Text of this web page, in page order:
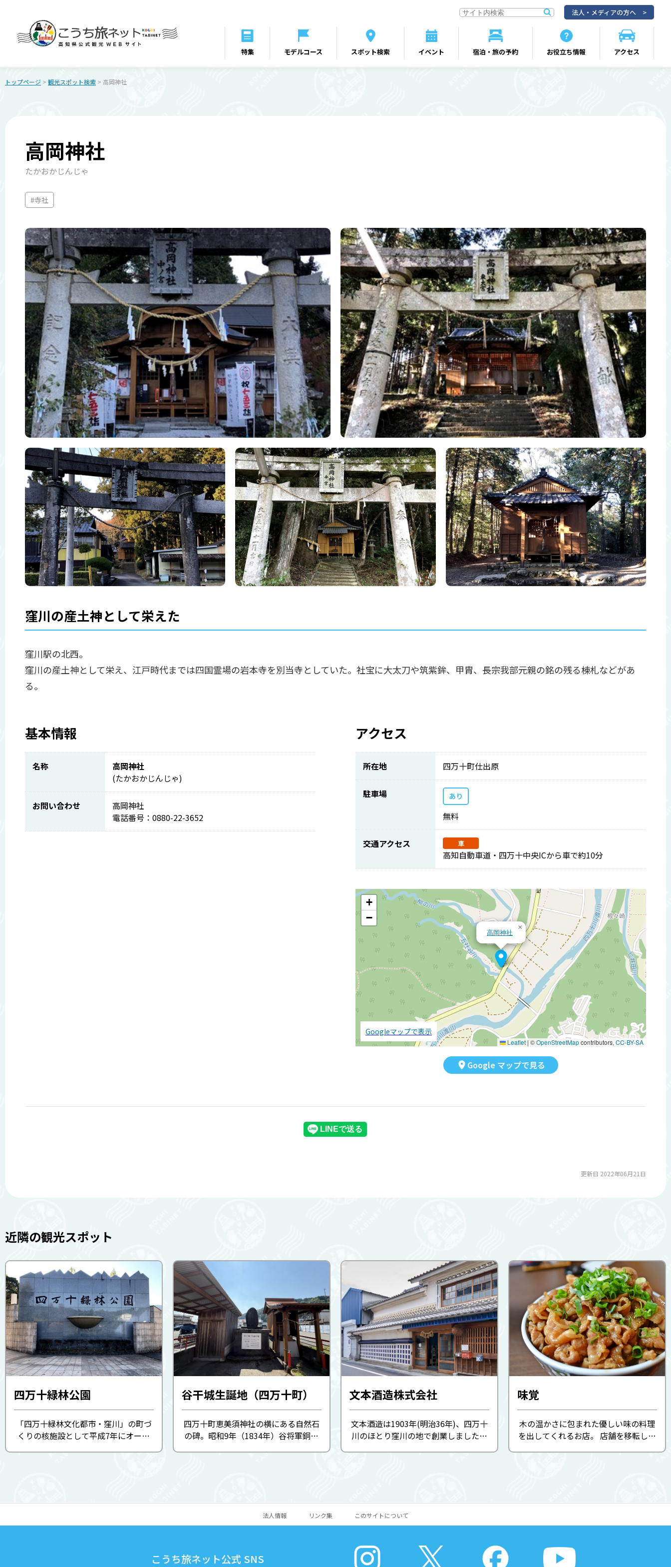
特集 モデルコース スポット検索 イベント 宿泊・旅の予約 お役立ち情報 アクセス
法人・メディアの方へ
トップページ > 観光スポット検索 > 高岡神社
高岡神社
たかおかじんじゃ
#寺社
窪川の産土神として栄えた
窪川駅の北西。
窪川の産土神として栄え、江戸時代までは四国霊場の岩本寺を別当寺としていた。社宝に大太刀や筑紫鉾、甲胄、長宗我部元親の銘の残る棟札などがあ
る。
基本情報
名称
高岡神社
(たかおかじんじゃ)
お問い合わせ
高岡神社
電話番号：0880-22-3652
アクセス
所在地 四万十町仕出原
駐車場 あり
無料
交通アクセス 車
高知自動車道・四万十中央ICから車で約10分
高岡神社
×
+
−
Leaflet | ©OpenStreetMapcontributors, CC-BY-SA
Googleマップで表示
Google マップで見る
更新日 2022年06月21日
近隣の観光スポット
四万十緑林公園
「四万十緑林文化都市・窪川」の町づ
くりの核施設として平成7年にオープ
谷干城生誕地（四万十町）
四万十町恵美須神社の横にある自然石
の碑。昭和9年（1834年）谷将軍銅像
文本酒造株式会社
文本酒造は1903年(明治36年)、四万十
川のほとり窪川の地で創業しました。
味覚
木の温かさに包まれた優しい味の料理
を出してくれるお店。 店舗を移転して
法人情報 リンク集 このサイトについて
こうち旅ネット公式 SNS